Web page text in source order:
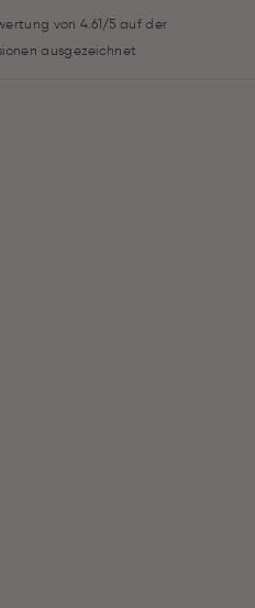
von 4.61/5 auf der
ausgezeichnet